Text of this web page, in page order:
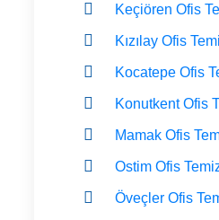
Keçiören Ofis
Kızılay Ofis
Kocatepe Ofis
Konutkent Ofis
Mamak Ofis
Ostim Ofis
Öveçler Ofis